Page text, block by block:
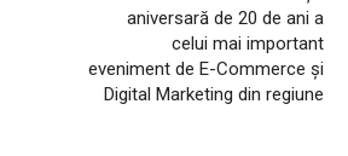
aniversară de 20 de ani a
celui mai important
eveniment de E-Commerce și
Digital Marketing din regiune